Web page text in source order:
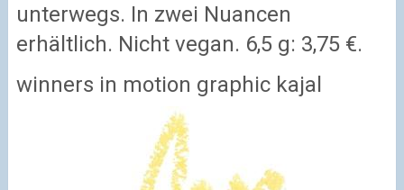
unterwegs. In zwei Nuancen
erhältlich. Nicht vegan. 6,5 g: 3,75 €.
winners in motion graphic kajal